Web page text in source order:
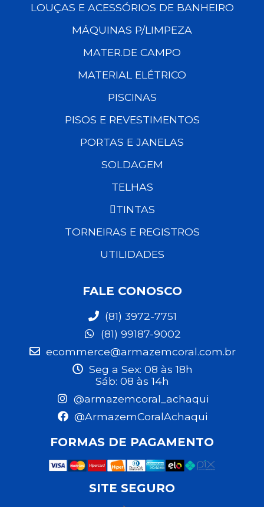
LOUÇAS E ACESSÓRIOS DE BANHEIRO
MÁQUINAS P/LIMPEZA
MATER.DE CAMPO
MATERIAL ELÉTRICO
PISCINAS
PISOS E REVESTIMENTOS
PORTAS E JANELAS
SOLDAGEM
TELHAS
TINTAS
TORNEIRAS E REGISTROS
UTILIDADES
FALE CONOSCO
(81) 3972-7751
(81) 99187-9002
ecommerce@armazemcoral.com.br
Seg a Sex: 08 às 18h
Sáb: 08 às 14h
@armazemcoral_achaqui
@ArmazemCoralAchaqui
FORMAS DE PAGAMENTO
SITE SEGURO